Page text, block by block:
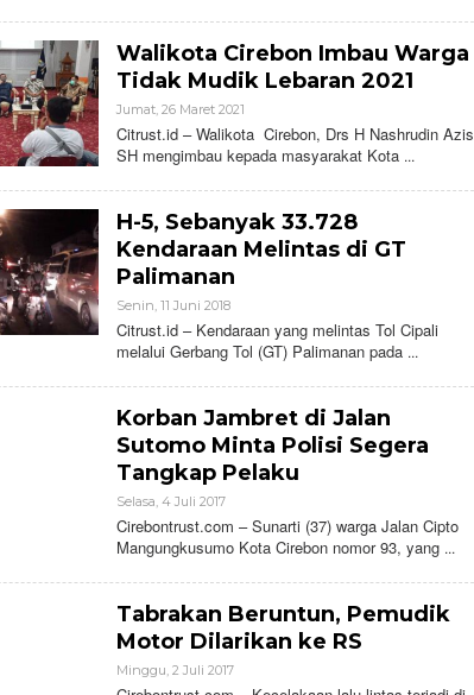
T
U
S
T
Walikota Cirebon Imbau Warga
Tidak Mudik Lebaran 2021
Jumat, 26 Maret 2021
L
E
H
I
R
U
S
Citrust.id – Walikota Cirebon, Drs H Nashrudin Azis
SH mengimbau kepada masyarakat Kota
H-5, Sebanyak 33.728
Kendaraan Melintas di GT
Palimanan
Senin, 11 Juni 2018O
L
E
H
I
R
U
S
T
Citrust.id – Kendaraan yang melintas Tol Cipali
melalui Gerbang Tol (GT) Palimanan pada
Korban Jambret di Jalan
Sutomo Minta Polisi Segera
Tangkap Pelaku
Selasa, 4 Juli 2017O
E
H
I
R
U
S
T
Cirebontrust.com – Sunarti (37) warga Jalan Cipto
Mangungkusumo Kota Cirebon nomor 93, yang
Tabrakan Beruntun, Pemudik
Motor Dilarikan ke RS
Minggu, 2 Juli 2017O